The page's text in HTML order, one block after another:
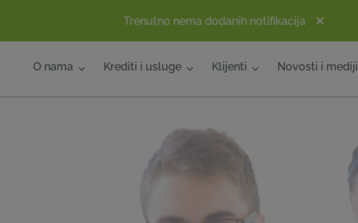
Trenutno nema dodanih notifikacija
O nama Krediti i usluge Klijenti Novosti i mediji